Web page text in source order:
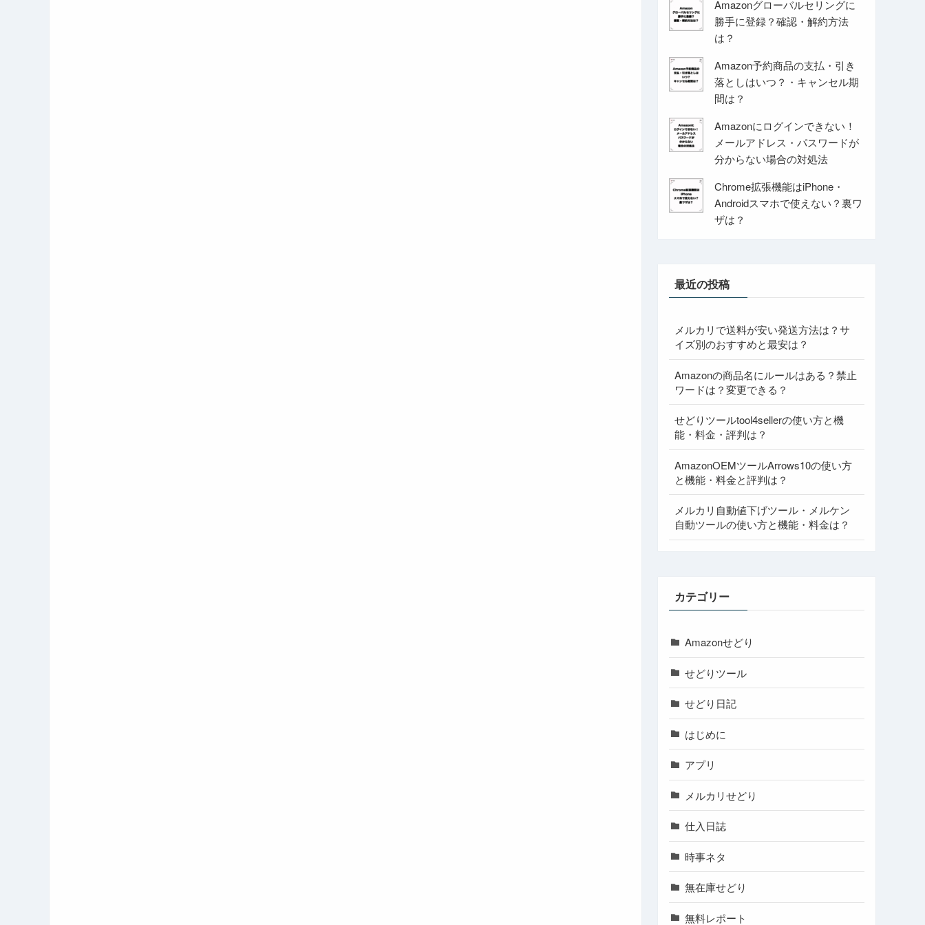
Amazonグローバルセリングに
勝手に登録？確認・解約方法
は？
Amazon予約商品の支払・引き
落としはいつ？・キャンセル期
間は？
Amazonにログインできない！
メールアドレス・パスワードが
分からない場合の対処法
Chrome拡張機能はiPhone・
Androidスマホで使えない？裏ワ
ザは？
最近の投稿
メルカリで送料が安い発送方法は？サ
イズ別のおすすめと最安は？
Amazonの商品名にルールはある？禁止
ワードは？変更できる？
せどりツールtool4sellerの使い方と機
能・料金・評判は？
AmazonOEMツールArrows10の使い方
と機能・料金と評判は？
メルカリ自動値下げツール・メルケン
自動ツールの使い方と機能・料金は？
カテゴリー
Amazonせどり
せどりツール
せどり日記
はじめに
アプリ
メルカリせどり
仕入日誌
時事ネタ
無在庫せどり
無料レポート